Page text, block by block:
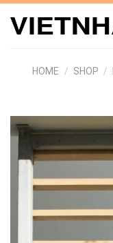
Chuyển
đến
HOME
/ SHOP /